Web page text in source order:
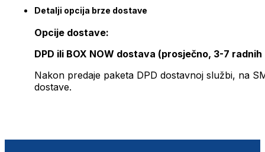
Detalji opcija brze dostave
Opcije dostave:
DPD ili BOX NOW dostava (prosječno, 3-7 radnih
Nakon predaje paketa DPD dostavnoj službi, na
dostave.